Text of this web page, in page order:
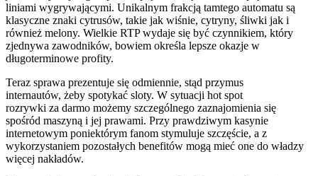
liniami wygrywającymi. Unikalnym frakcją tamtego automatu są
klasyczne znaki cytrusów, takie jak wiśnie, cytryny, śliwki jak i
również melony. Wielkie RTP wydaje się być czynnikiem, który
zjednywa zawodników, bowiem określa lepsze okazje w
długoterminowe profity.
Teraz sprawa prezentuje się odmiennie, stąd przymus
internautów, żeby spotykać sloty. W sytuacji hot spot
rozrywki za darmo możemy szczególnego zaznajomienia się
spośród maszyną i jej prawami. Przy prawdziwym kasynie
internetowym poniektórym fanom stymuluje szczęście, a z
wykorzystaniem pozostałych benefitów mogą mieć one do władzy
więcej nakładów.